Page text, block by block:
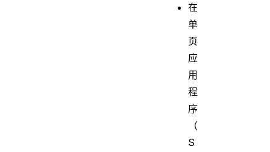
在
单
页
应
用
程
序
（
S